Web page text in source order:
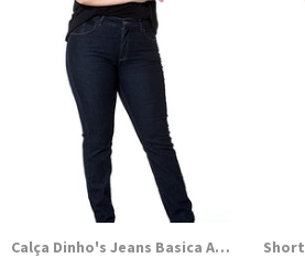
Calça Dinho's Jeans Basica Amaciada Bolso Antifurto - Feminina